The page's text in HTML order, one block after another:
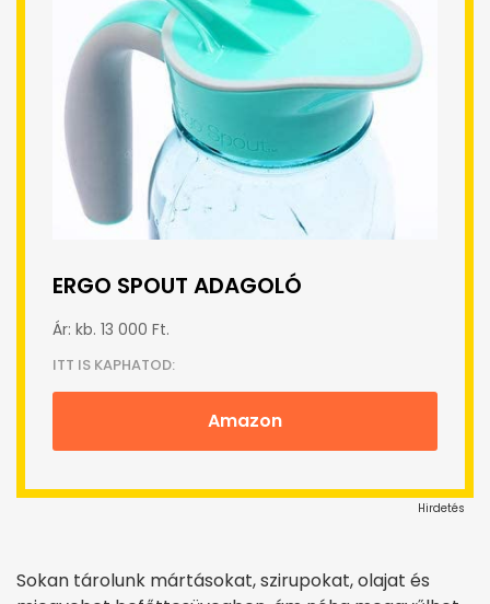
ERGO SPOUT ADAGOLÓ
Ár: kb. 13 000 Ft.
ITT IS KAPHATOD:
Amazon
Hirdetés
Sokan tárolunk mártásokat, szirupokat, olajat és